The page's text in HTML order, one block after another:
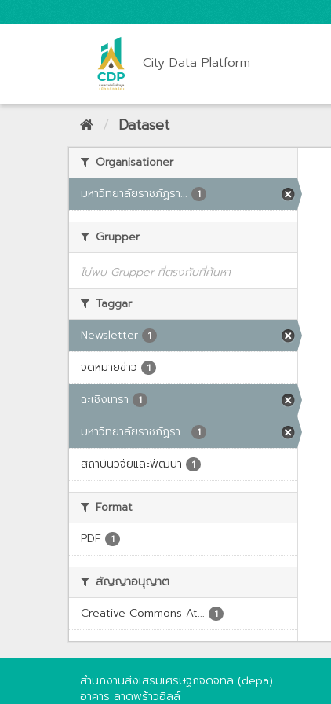
City Data Platform
Dataset
Organisationer
มหาวิทยาลัยราชภัฏรา...
1
Grupper
ไม่พบ Grupper ที่ตรงกับที่ค้นหา
Taggar
Newsletter
1
จดหมายข่าว 1
ฉะเชิงเทรา 1
มหาวิทยาลัยราชภัฏรา... 1
สถาบันวิจัยและพัฒนา 1
Format
PDF
1
สัญญาอนุญาต
Creative Commons At...
1
สำนักงานส่งเสริมเศรษฐกิจดิจิทัล (depa)
อาคาร ลาดพร้าวฮิลล์